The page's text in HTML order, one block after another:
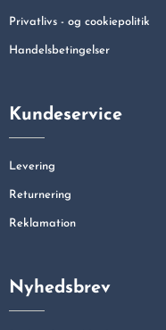
Privatlivs - og cookiepolitik
Handelsbetingelser
Kundeservice
Levering
Returnering
Reklamation
Nyhedsbrev